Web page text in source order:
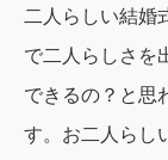
二人らしい結婚
で二人らしさを
できるの？と思
す。お二人らし